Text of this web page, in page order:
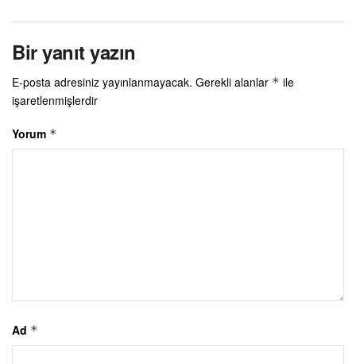
Bir yanıt yazın
E-posta adresiniz yayınlanmayacak. Gerekli alanlar * ile
işaretlenmişlerdir
Yorum *
Ad *